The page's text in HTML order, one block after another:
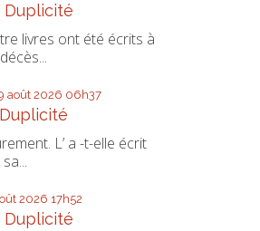
Duplicité
livres ont été écrits à
août 2026 06h37
Duplicité
L’ a -t-elle écrit
2026 17h52
Duplicité